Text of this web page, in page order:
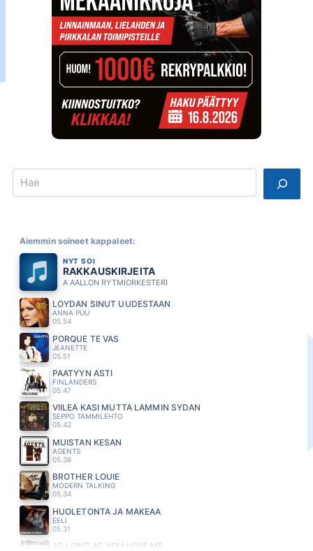
Search
Aiemmin soineet kappaleet:
NYT SOI
RAKKAUSKIRJEITA
A AALLON RYTMIORKESTERI
LÖYDÄN SINUT UUDESTAAN
ANNA PUU
05.54
PORQUE TE VAS
JEANETTE
05.51
PÄÄTYYN ASTI
FINLANDERS
05.47
VIILEÄ KÄSI MUTTA LÄMMIN SYDÄN
SEPPO TAMMILEHTO
05.42
MUISTAN KESÄN
AGENTS
05.38
BROTHER LOUIE
MODERN TALKING
05.34
HUOLETONTA JA MAKEAA
EELI
05.31
AS LONG AS YOU LOVE ME